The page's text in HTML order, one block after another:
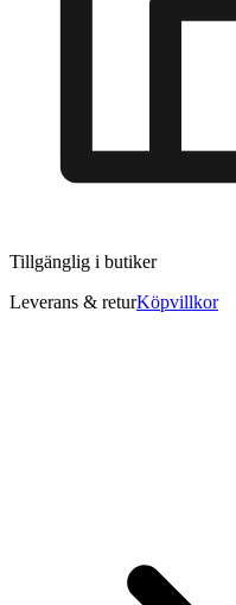
Tillgänglig i butiker
Leverans & returKöpvillkor